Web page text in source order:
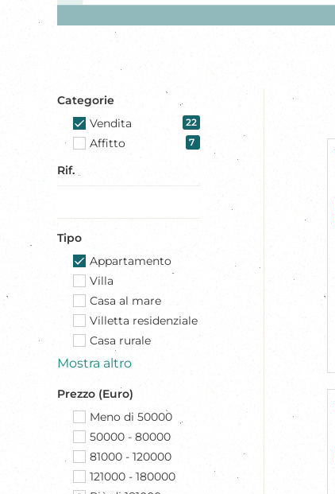
Categorie
Vendita
22
Affitto 7
Rif.
Tipo
Appartamento
Villa
Casa al mare
Villetta residenziale
Casa rurale
Mostra altro
Prezzo (Euro)
Meno di 50000
50000 - 80000
81000 - 120000
121000 - 180000